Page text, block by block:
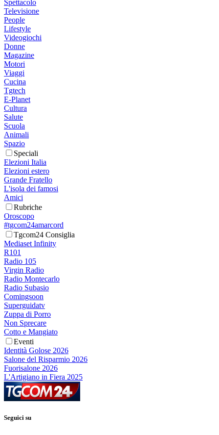
Spettacolo
Televisione
People
Lifestyle
Videogiochi
Donne
Magazine
Motori
Viaggi
Cucina
Tgtech
E-Planet
Cultura
Salute
Scuola
Animali
Spazio
Speciali
Elezioni Italia
Elezioni estero
Grande Fratello
L'isola dei famosi
Amici
Rubriche
Oroscopo
#tgcom24amarcord
Tgcom24 Consiglia
Mediaset Infinity
R101
Radio 105
Virgin Radio
Radio Montecarlo
Radio Subasio
Comingsoon
Superguidatv
Zuppa di Porro
Non Sprecare
Cotto e Mangiato
Eventi
Identità Golose 2026
Salone del Risparmio 2026
Fuorisalone 2026
L'Artigiano in Fiera 2025
Seguici su